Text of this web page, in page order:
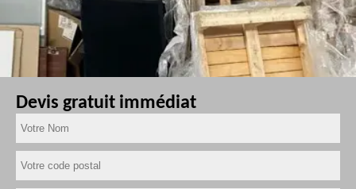
Devis gratuit immédiat